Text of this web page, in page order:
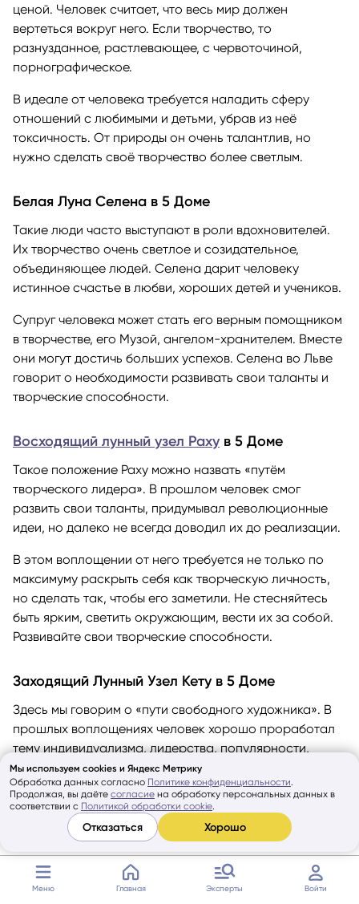
Меню Главная Эксперты Войти
ценой. Человек считает, что весь мир должен
вертеться вокруг него. Если творчество, то
разнузданное, растлевающее, с червоточиной,
порнографическое.
В идеале от человека требуется наладить сферу
отношений с любимыми и детьми, убрав из неё
токсичность. От природы он очень талантлив, но
нужно сделать своё творчество более светлым.
Белая Луна Селена в 5 Доме
Такие люди часто выступают в роли вдохновителей.
Их творчество очень светлое и созидательное,
объединяющее людей. Селена дарит человеку
истинное счастье в любви, хороших детей и учеников.
Супруг человека может стать его верным помощником
в творчестве, его Музой, ангелом-хранителем. Вместе
они могут достичь больших успехов. Селена во Льве
говорит о необходимости развивать свои таланты и
творческие способности.
Восходящий лунный узел Раху в 5 Доме
Такое положение Раху можно назвать «путём
творческого лидера». В прошлом человек смог
развить свои таланты, придумывал революционные
идеи, но далеко не всегда доводил их до реализации.
В этом воплощении от него требуется не только по
максимуму раскрыть себя как творческую личность,
но сделать так, чтобы его заметили. Не стесняйтесь
быть ярким, светить окружающим, вести их за собой.
Развивайте свои творческие способности.
Заходящий Лунный Узел Кету в 5 Доме
Здесь мы говорим о «пути свободного художника». В
прошлых воплощениях человек хорошо проработал
тему индивидуализма, лидерства, популярности,
славы и успеха. Он стал слишком эгоистичным и
высокомерным, и теперь ему нужно отойти от этих
принципов, проработать темы реформаторства,
генерации оригинальных идей, неформального
лидерства, возможности допускать ошибки,
внутренней свободы от любых ограничений.
Источники:
Мы используем cookies и Яндекс Метрику
Обработка данных согласно Политике конфиденциальности.
Продолжая, вы даёте согласие на обработку персональных данных в
соответствии с Политикой обработки cookie.
Отказаться Хорошо